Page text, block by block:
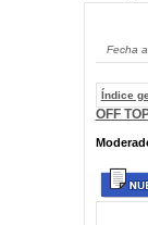
Fecha
Índice
OFF